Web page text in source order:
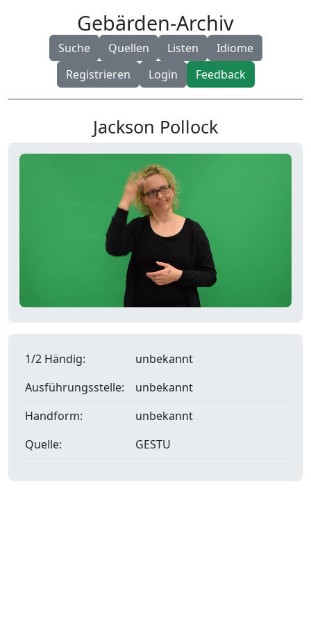
Gebärden-Archiv
Suche Quellen Listen
Idiome
Registrieren
Login Feedback
Jackson Pollock
1/2 Händig:
unbekannt
Ausführungsstelle:
unbekannt
Handform:
unbekannt
Quelle:
GESTU